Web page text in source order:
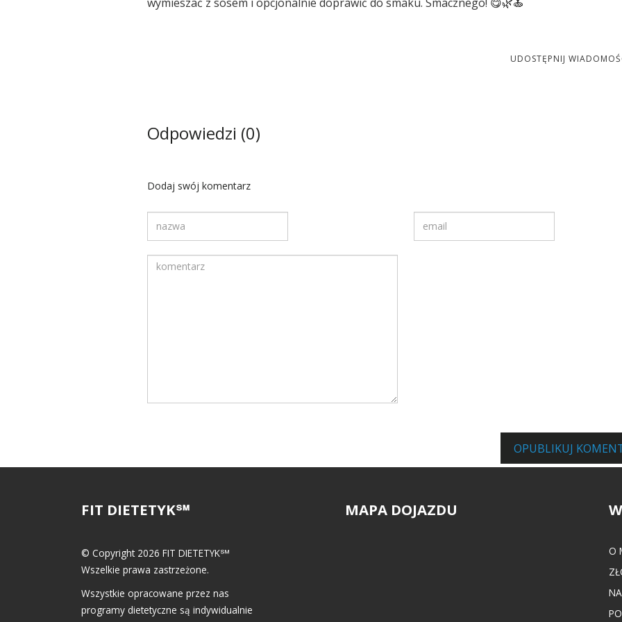
UDOSTĘPNIJ
Odpowiedzi (0)
Dodaj swój komentarz
Twój adres email
Komentarz
OPUBLIKUJ
FIT DIETETYK℠
© Copyright 2026 FIT DIETETYK℠
Wszelkie prawa zastrzeżone.
Wszystkie opracowane przez nas
programy dietetyczne są indywidualnie
MAPA DOJAZDU
O